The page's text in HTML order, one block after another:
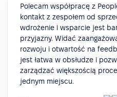
Polecam współpracę z
kontakt z zespołem od
wdrożenie i wsparcie jest
przyjazny. Widać
rozwoju i otwartość na
jest łatwa w obsłudze i
zarządzać większością
jednym miejscu.